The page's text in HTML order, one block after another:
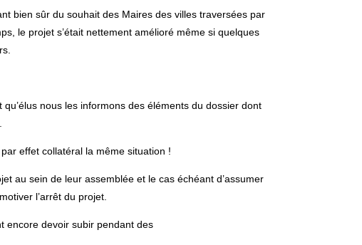
bien sûr du souhait des Maires des villes traversées par
le projet s’était nettement amélioré même si quelques
nous les informons des éléments du dossier dont
effet collatéral la même situation !
au sein de leur assemblée et le cas échéant d’assumer
l’arrêt du projet.
encore devoir subir pendant des